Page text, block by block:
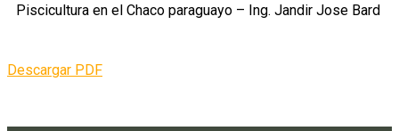
Piscicultura en el Chaco paraguayo – Ing. Jandir Jose Bard
Descargar PDF